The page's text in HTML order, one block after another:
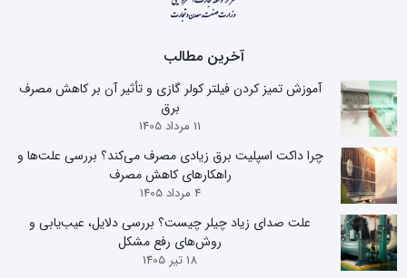
آخرین مطالب
آموزش تمیز کردن فیلتر کولر گازی و تأثیر آن بر کاهش مصرف
برق
11 مرداد 1405
چرا داکت اسپلیت برق زیادی مصرف می‌کند؟ بررسی علت‌ها و
راهکارهای کاهش مصرف
4 مرداد 1405
علت صدای زیاد چیلر چیست؟ بررسی دلایل، عیب‌یابی و
روش‌های رفع مشکل
18 تیر 1405